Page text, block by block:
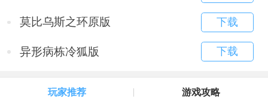
莫比乌斯之环原版 下载
异形病栋冷狐版 下载
玩家推荐 游戏攻略